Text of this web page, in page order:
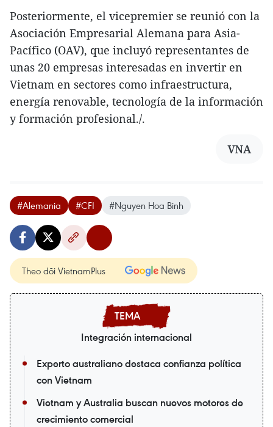
Posteriormente, el vicepremier se reunió con la
Asociación Empresarial Alemana para Asia-
Pacífico (OAV), que incluyó representantes de
unas 20 empresas interesadas en invertir en
Vietnam en sectores como infraestructura,
energía renovable, tecnología de la información
y formación profesional./.
VNA
#Alemania #CFI #Nguyen Hoa Binh
Theo dõi VietnamPlus
Integración internacional
Experto australiano destaca confianza política
con Vietnam
Vietnam y Australia buscan nuevos motores de
crecimiento comercial